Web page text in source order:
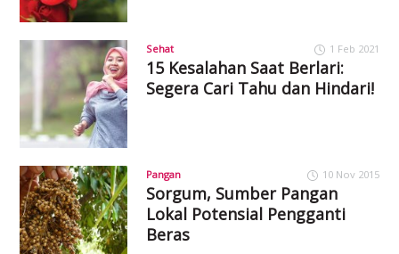
Sehat 1 Feb 2021
15 Kesalahan Saat Berlari:
Segera Cari Tahu dan Hindari!
Pangan 10 Nov 2015
Sorgum, Sumber Pangan
Lokal Potensial Pengganti
Beras